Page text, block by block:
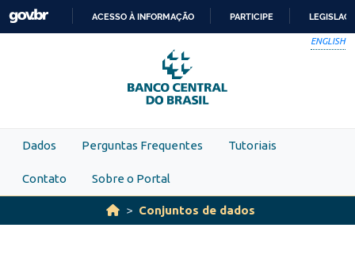
Skip to main content
PARA
O
CONTEÚDO
ACESSO À INFORMAÇÃO PARTICIPE
ENGLISH
Dados Perguntas Frequentes Tutoriais
Contato Sobre o Portal
Conjuntos de dados